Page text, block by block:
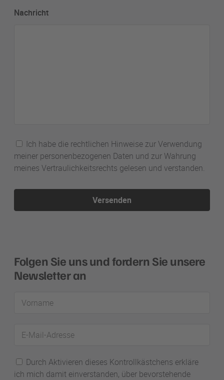
Nachricht
Ich habe die rechtlichen Hinweise zur Verwendung
meiner personenbezogenen Daten und zur Wahrung
meines Vertraulichkeitsrechts gelesen und verstanden.
Versenden
Folgen Sie uns und fordern Sie unsere
Newsletter an
Vorname
Mail-
Durch Aktivieren dieses Kontrollkästchens erkläre
ich mich damit einverstanden, über bevorstehende